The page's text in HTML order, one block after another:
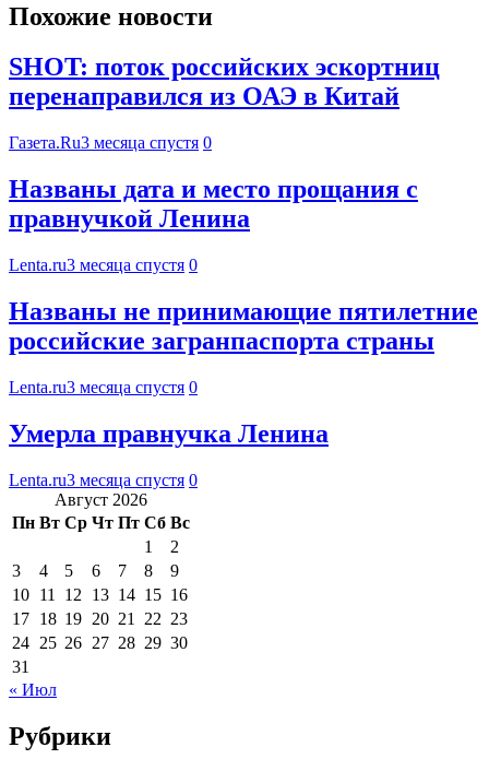
Похожие новости
SHOT: поток российских эскортниц
перенаправился из ОАЭ в Китай
Газета.Ru3 месяца спустя 0
Названы дата и место прощания с
правнучкой Ленина
Lenta.ru3 месяца спустя 0
Названы не принимающие пятилетние
российские загранпаспорта страны
Lenta.ru3 месяца спустя 0
Умерла правнучка Ленина
Lenta.ru3 месяца спустя 0
Август 2026
Пн Вт Ср Чт Пт Сб Вс
1
2
3
4 5 6 7 8
9
10 11 12 13 14 15 16
17 18 19 20 21 22 23
24 25 26 27 28 29 30
31
« Июл
Рубрики